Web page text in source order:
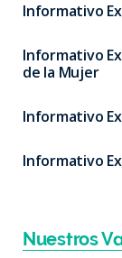
Informativo
Informativo
de la Mujer
Informativo
Informativo
Nuestros